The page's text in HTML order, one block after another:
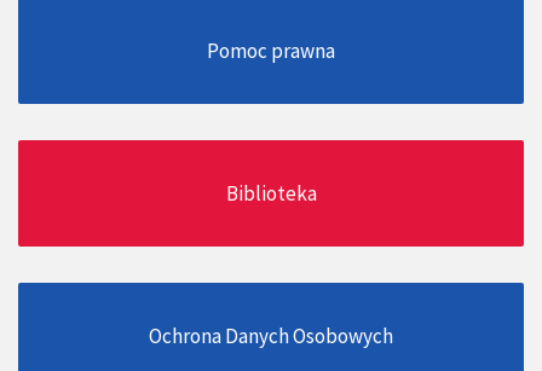
Pomoc prawna
Biblioteka
Ochrona Danych Osobowych